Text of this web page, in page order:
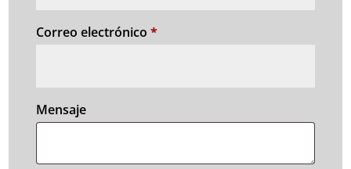
Correo electrónico*
Mensaje